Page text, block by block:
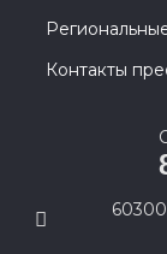
Контакты